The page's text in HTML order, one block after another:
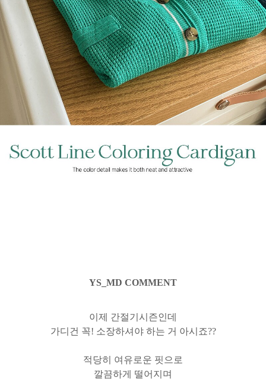
YS_MD COMMENT
이제 간절기시즌인데
가디건 꼭! 소장하셔야 하는 거 아시죠??
적당히 여유로운 핏으로
깔끔하게 떨어지며